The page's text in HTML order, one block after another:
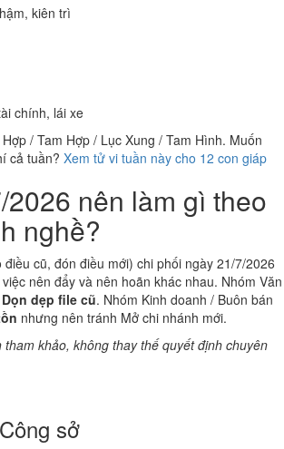
kiên trì
chính, lái xe
/ Tam Hợp / Lục Xung / Tam Hình. Muốn
cả tuần? Xem tử vi tuần này cho 12 con giáp
2026 nên làm gì theo
nghề?
cũ, đón điều mới) chi phối ngày 21/7/2026
nên đẩy và nên hoãn khác nhau. Nhóm Văn
Dọn dẹp file cũ. Nhóm Kinh doanh / Buôn bán
nhưng nên tránh Mở chi nhánh mới.
khảo, không thay thế quyết định chuyên
sở